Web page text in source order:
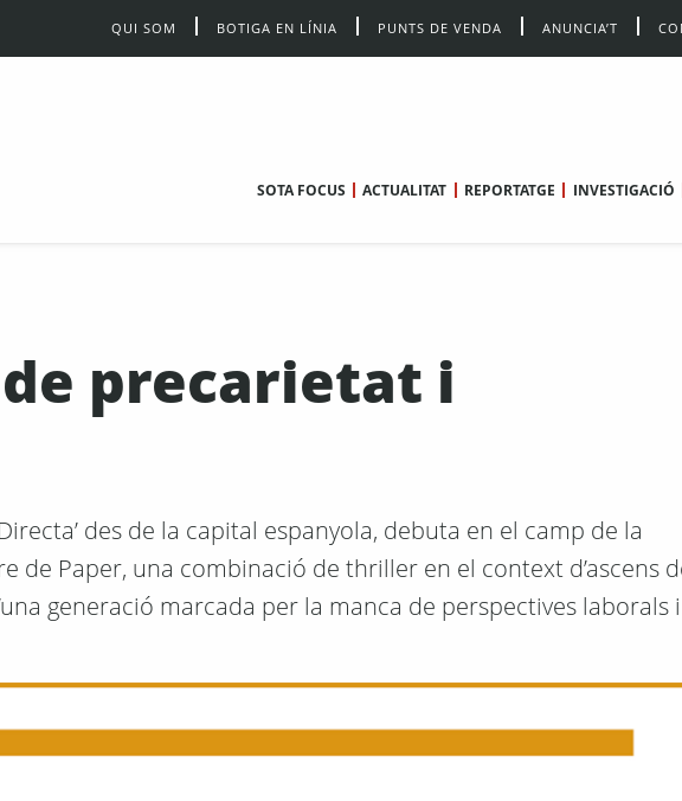
QUI SOM BOTIGA EN LÍNIA PUNTS DE VENDA ANUNCIA’T
SOTA FOCUS ACTUALITAT REPORTATGE INVESTIGACIÓ
precarietat i
des de la capital espanyola, debuta en el camp de la
de Paper, una combinació de thriller en el context d’ascens
generació marcada per la manca de perspectives laborals i